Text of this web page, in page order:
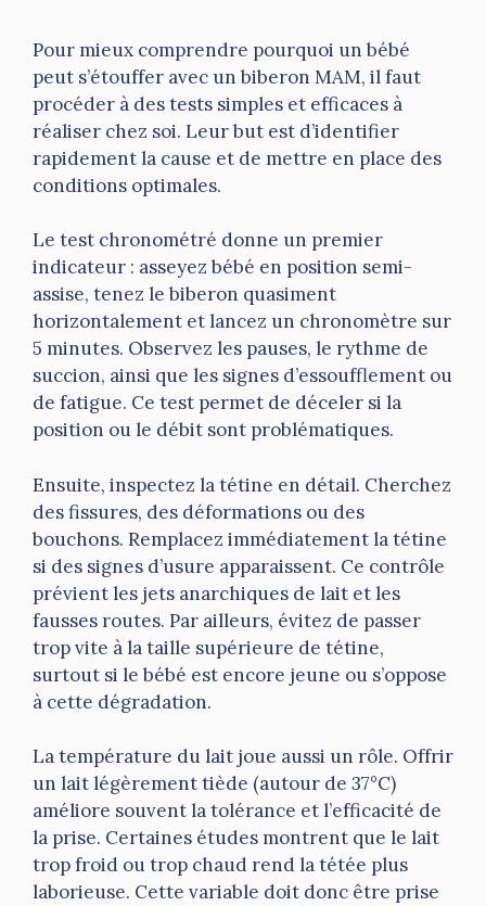
Pour mieux comprendre pourquoi un bébé
peut s’étouffer avec un biberon MAM, il faut
procéder à des tests simples et efficaces à
réaliser chez soi. Leur but est d’identifier
rapidement la cause et de mettre en place des
conditions optimales.
Le test chronométré donne un premier
indicateur : asseyez bébé en position semi-
assise, tenez le biberon quasiment
horizontalement et lancez un chronomètre sur
5 minutes. Observez les pauses, le rythme de
succion, ainsi que les signes d’essoufflement ou
de fatigue. Ce test permet de déceler si la
position ou le débit sont problématiques.
Ensuite, inspectez la tétine en détail. Cherchez
des fissures, des déformations ou des
bouchons. Remplacez immédiatement la tétine
si des signes d’usure apparaissent. Ce contrôle
prévient les jets anarchiques de lait et les
fausses routes. Par ailleurs, évitez de passer
trop vite à la taille supérieure de tétine,
surtout si le bébé est encore jeune ou s’oppose
à cette dégradation.
La température du lait joue aussi un rôle. Offrir
un lait légèrement tiède (autour de 37°C)
améliore souvent la tolérance et l’efficacité de
la prise. Certaines études montrent que le lait
trop froid ou trop chaud rend la tétée plus
laborieuse. Cette variable doit donc être prise